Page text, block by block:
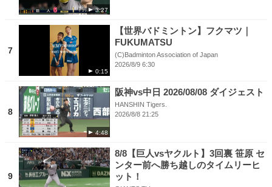
3:27
7
0:15
【世界バドミントン】フクマツ｜
FUKUMATSU
(C)Badminton Association of Japan
2026/8/9 6:30
8
4:48
阪神vs中日 2026/08/08 ダイジェスト
HANSHIN Tigers.
2026/8/8 21:25
9
8/8【巨人vsヤクルト】3回裏 笹原 セ
ンター前へ勝ち越しのタイムリーヒ
ット！